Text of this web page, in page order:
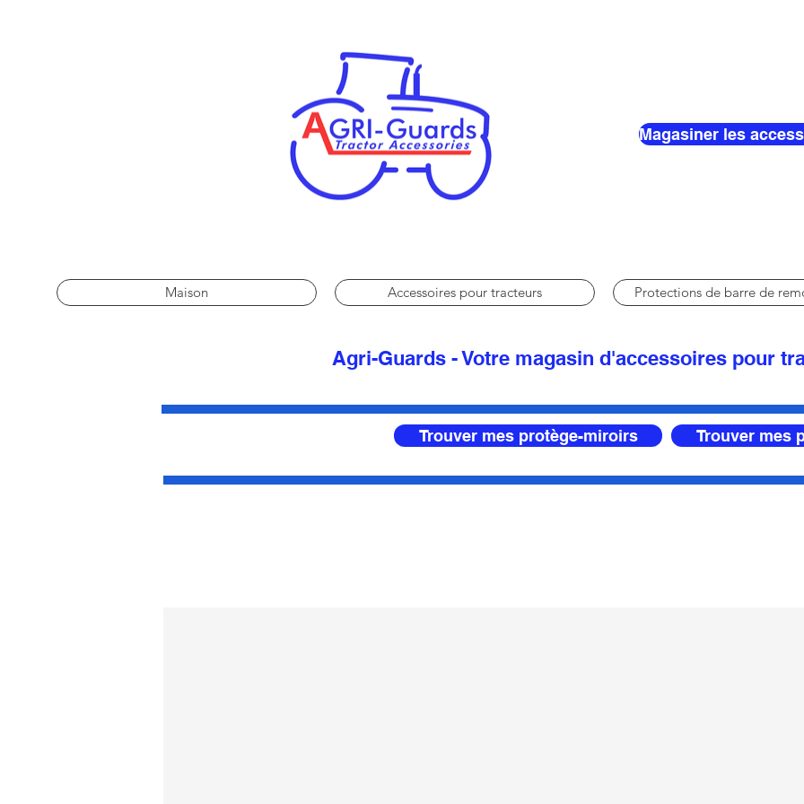
Magasiner les
Maison Accessoires pour tracteurs Protections de barre de
Agri-Guards - Votre magasin d'accessoires pour
Trouver mes protège-miroirs Trouver mes